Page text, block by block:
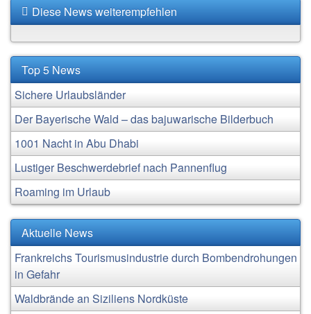
Diese News weiterempfehlen
Top 5 News
Sichere Urlaubsländer
Der Bayerische Wald – das bajuwarische Bilderbuch
1001 Nacht in Abu Dhabi
Lustiger Beschwerdebrief nach Pannenflug
Roaming im Urlaub
Aktuelle News
Frankreichs Tourismusindustrie durch Bombendrohungen
in Gefahr
Waldbrände an Siziliens Nordküste